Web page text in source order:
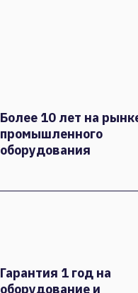
Более 10 лет на
промышленного
оборудования
Гарантия 1 год на
оборудование и